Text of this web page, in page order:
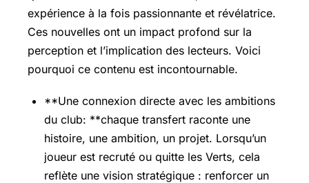
expérience à la fois passionnante et révélatrice.
Ces nouvelles ont un impact profond sur la
perception et l’implication des lecteurs. Voici
pourquoi ce contenu est incontournable.
**Une connexion directe avec les ambitions
du club: **chaque transfert raconte une
histoire, une ambition, un projet. Lorsqu’un
joueur est recruté ou quitte les Verts, cela
reflète une vision stratégique : renforcer un